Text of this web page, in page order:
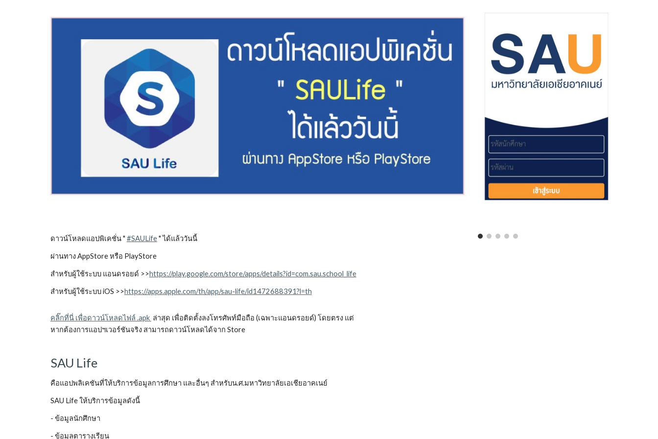
ดาวน์โหลดแอปพิเคชั่น " #SAULife" ได้แล้ววันนี้
ผ่านทาง AppStore หรือ PlayStore
สำหรับผู้ใช้ระบบ แอนดรอยด์ >>https://play.google.com/store/apps/details?id=com.sau.school_life
สำหรับผู้ใช้ระบบ iOS >>https://apps.apple.com/th/app/sau-life/id1472688391?l=th
คลิ๊กที่นี่ เพื่อดาวน์โหลดไฟล์ .apk ล่าสุด เพื่อติดตั้งลงโทรศัพท์มือถือ (เฉพาะแอนดรอยด์) โดยตรง แต่
หากต้องการแอปฯเวอร์ชันจริง สามารถดาวน์โหลดได้จาก Store
SAU Life
คือแอปพลิเคชันที่ให้บริการข้อมูลการศึกษา และอื่นๆ สำหรับน.ศ.มหาวิทยาลัยเอเชียอาคเนย์
SAU Life ให้บริการข้อมูลดังนี้
- ข้อมูลนักศึกษา
- ข้อมูลตารางเรียน